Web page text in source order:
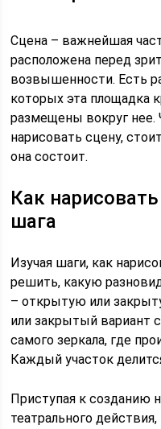
Сцена – важнейшая
расположена перед
возвышенности. Есть
которых эта площадка
размещены вокруг нее.
нарисовать сцену,
она состоит.
Как
шага
Изучая шаги, как
решить, какую
– открытую или
или закрытый вариант
самого зеркала, где
Каждый участок
Приступая к созданию
театрального